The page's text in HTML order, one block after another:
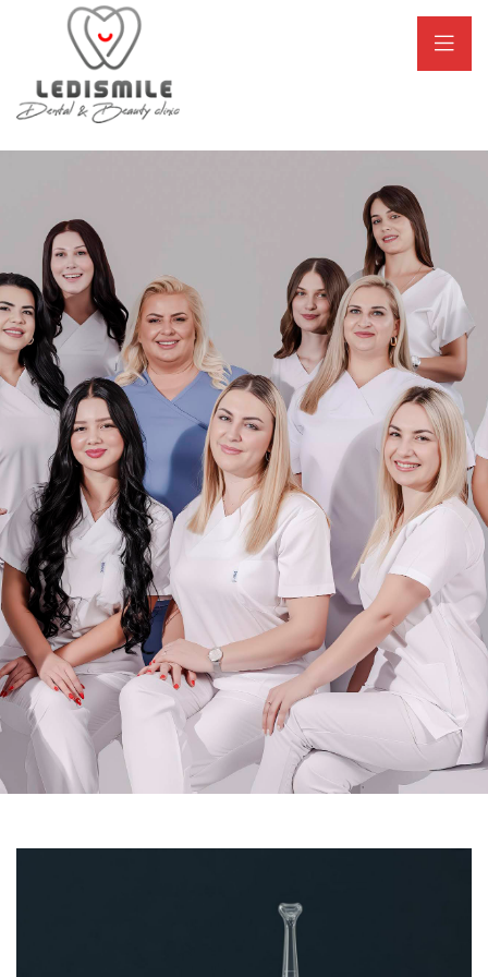
25 anni di esperienza
Facciamo arte
con il tuo sorriso